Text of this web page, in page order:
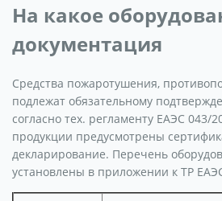
На какое
документация
Средства пожаротушения,
подлежат обязательному
согласно тех. регламенту ЕАЭС 043/
продукции предусмотрены
декларирование. Перечень
установлены в приложении к ТР